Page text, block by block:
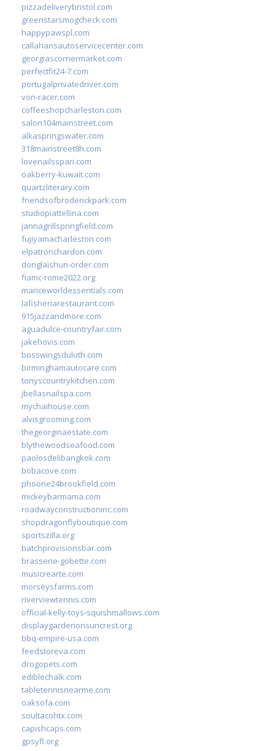
pizzadeliverybristol.com
greenstarsmogcheck.com
happypawspl.com
callahansautoservicecenter.com
georgiascornermarket.com
perfectfit24-7.com
portugalprivatedriver.com
von-racer.com
coffeeshopcharleston.com
salon104mainstreet.com
alkaspringswater.com
318mainstreet8h.com
lovenailsspari.com
oakberry-kuwait.com
quartzliterary.com
friendsofbroderickpark.com
studiopiattellina.com
jannagrillspringfield.com
fujiyamacharleston.com
elpatronchardon.com
donglaishun-order.com
fiamc-rome2022.org
mariceworldessentials.com
lafisheriarestaurant.com
915jazzandmore.com
aguadulce-countryfair.com
jakehovis.com
bosswingsduluth.com
birminghamautocare.com
tonyscountrykitchen.com
jbellasnailspa.com
mychaihouse.com
alvisgrooming.com
thegeorginaestate.com
blythewoodseafood.com
paolosdelibangkok.com
bobacove.com
phoone24brookfield.com
mickeybarmama.com
roadwayconstructioninc.com
shopdragonflyboutique.com
sportszilla.org
batchprovisionsbar.com
brasserie-gobette.com
musicrearte.com
morseysfarms.com
riverviewtennis.com
official-kelly-toys-squishmallows.com
displaygardenonsuncrest.org
bbq-empire-usa.com
feedstoreva.com
drogopets.com
ediblechalk.com
tabletennisnearme.com
oaksofa.com
soultacohtx.com
capishcaps.com
gpsyfl.org